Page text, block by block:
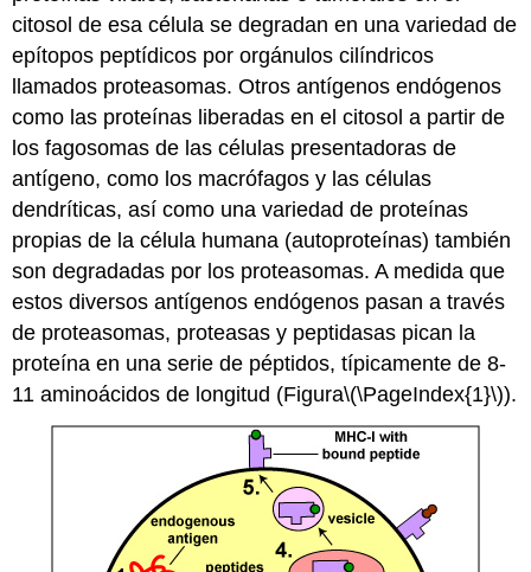
citosol de esa célula se degradan en una variedad de
epítopos peptídicos por orgánulos cilíndricos
llamados proteasomas. Otros antígenos endógenos
como las proteínas liberadas en el citosol a partir de
los fagosomas de las células presentadoras de
antígeno, como los macrófagos y las células
dendríticas, así como una variedad de proteínas
propias de la célula humana (autoproteínas) también
son degradadas por los proteasomas. A medida que
estos diversos antígenos endógenos pasan a través
de proteasomas, proteasas y peptidasas pican la
proteína en una serie de péptidos, típicamente de 8-
11 aminoácidos de longitud (Figura\(\PageIndex{1}\)).